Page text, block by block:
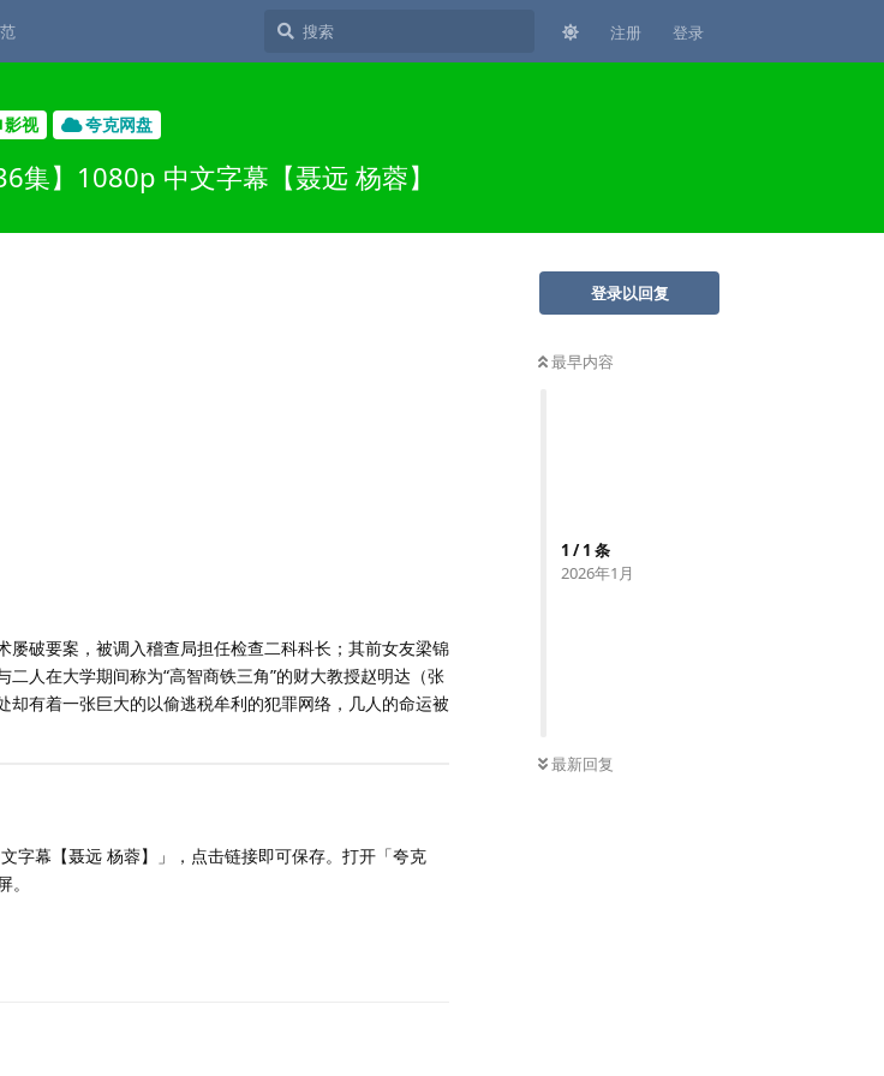
注册 登录
影视 夸克网盘
集】1080p 中文字幕【聂远 杨蓉】
登录以回复
最早内容
1 /1 条
2026年1月
最新回复
破要案，被调入稽查局担任检查二科科长；其前女友梁锦
人在大学期间称为“高智商铁三角”的财大教授赵明达（张
有着一张巨大的以偷逃税牟利的犯罪网络，几人的命运被
字幕【聂远 杨蓉】」，点击链接即可保存。打开「夸克